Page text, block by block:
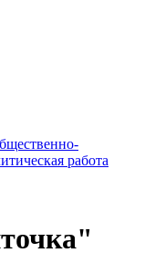
работа